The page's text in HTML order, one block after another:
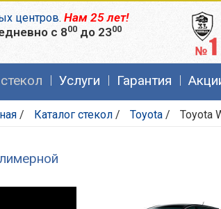
центров.Нам 25 лет!
с 800 до 2300
Услуги Гарантия
/ Каталог стекол / Toyota / Toyota